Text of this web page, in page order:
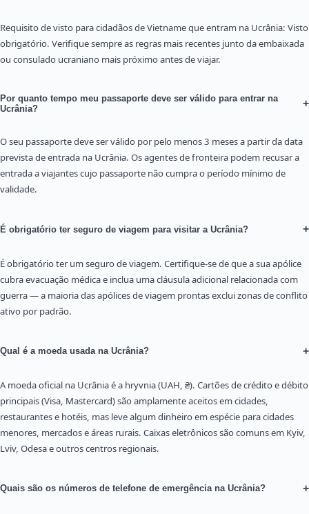
Requisito de visto para cidadãos de Vietname que entram na Ucrânia: Visto
obrigatório. Verifique sempre as regras mais recentes junto da embaixada
ou consulado ucraniano mais próximo antes de viajar.
Por quanto tempo meu passaporte deve ser válido para entrar na
Ucrânia?
+
O seu passaporte deve ser válido por pelo menos 3 meses a partir da data
prevista de entrada na Ucrânia. Os agentes de fronteira podem recusar a
entrada a viajantes cujo passaporte não cumpra o período mínimo de
validade.
É obrigatório ter seguro de viagem para visitar a Ucrânia? +
É obrigatório ter um seguro de viagem. Certifique-se de que a sua apólice
cubra evacuação médica e inclua uma cláusula adicional relacionada com
guerra — a maioria das apólices de viagem prontas exclui zonas de conflito
ativo por padrão.
Qual é a moeda usada na Ucrânia? +
A moeda oficial na Ucrânia é a hryvnia (UAH, ₴). Cartões de crédito e débito
principais (Visa, Mastercard) são amplamente aceitos em cidades,
restaurantes e hotéis, mas leve algum dinheiro em espécie para cidades
menores, mercados e áreas rurais. Caixas eletrônicos são comuns em Kyiv,
Lviv, Odesa e outros centros regionais.
Quais são os números de telefone de emergência na Ucrânia? +